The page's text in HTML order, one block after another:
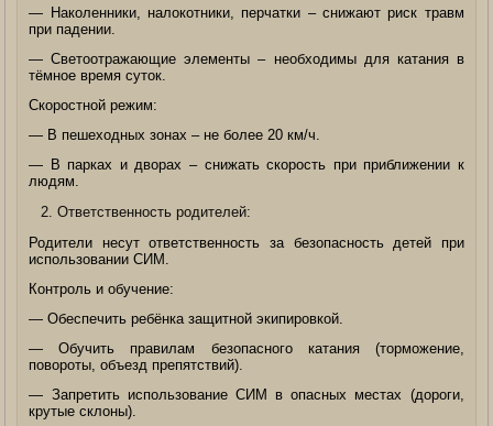
— Наколенники, налокотники, перчатки – снижают риск травм
при падении.
— Светоотражающие элементы – необходимы для катания в
тёмное время суток.
Скоростной режим:
— В пешеходных зонах – не более 20 км/ч.
— В парках и дворах – снижать скорость при приближении к
людям.
Ответственность родителей:
Родители несут ответственность за безопасность детей при
использовании СИМ.
Контроль и обучение:
— Обеспечить ребёнка защитной экипировкой.
— Обучить правилам безопасного катания (торможение,
повороты, объезд препятствий).
— Запретить использование СИМ в опасных местах (дороги,
крутые склоны).